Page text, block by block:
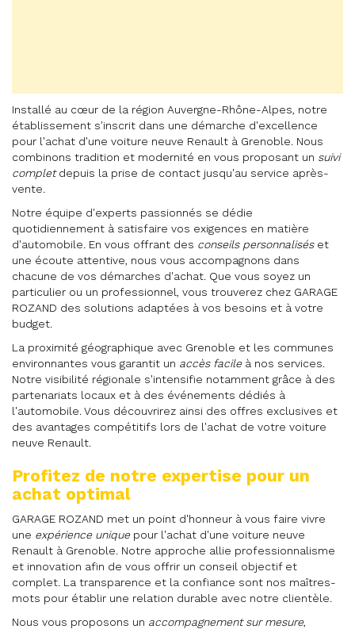
Installé au cœur de la région Auvergne-Rhône-Alpes, notre
établissement s'inscrit dans une démarche d'excellence
pour l'achat d'une voiture neuve Renault à Grenoble. Nous
combinons tradition et modernité en vous proposant un suivi
completdepuis la prise de contact jusqu'au service après-
vente.
Notre équipe d'experts passionnés se dédie
quotidiennement à satisfaire vos exigences en matière
d'automobile. En vous offrant des conseils personnaliséset
une écoute attentive, nous vous accompagnons dans
chacune de vos démarches d'achat. Que vous soyez un
particulier ou un professionnel, vous trouverez chez GARAGE
ROZAND des solutions adaptées à vos besoins et à votre
budget.
La proximité géographique avec Grenoble et les communes
environnantes vous garantit un accès facileà nos services.
Notre visibilité régionale s'intensifie notamment grâce à des
partenariats locaux et à des événements dédiés à
l'automobile. Vous découvrirez ainsi des offres exclusives et
des avantages compétitifs lors de l'achat de votre voiture
neuve Renault.
Profitez de notre expertise pour un
achat optimal
GARAGE ROZAND met un point d'honneur à vous faire vivre
une expérience uniquepour l'achat d'une voiture neuve
Renault à Grenoble. Notre approche allie professionnalisme
et innovation afin de vous offrir un conseil objectif et
complet. La transparence et la confiance sont nos maîtres-
mots pour établir une relation durable avec notre clientèle.
Nous vous proposons un accompagnement sur mesure,